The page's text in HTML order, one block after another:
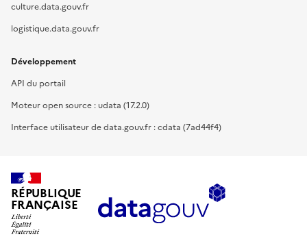
culture.data.gouv.fr
logistique.data.gouv.fr
Développement
API du portail
Moteur open source : udata (17.2.0)
Interface utilisateur de data.gouv.fr : cdata (7ad44f4)
RÉPUBLIQUE
FRANÇAISE